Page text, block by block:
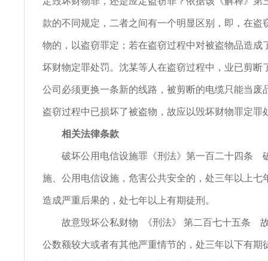
款的不同规定，二者之间有一个明显区别，即，在盗
物的，以盗窃罪定；若在盗窃过程中对被盗物品造成
坏财物定罪处罚。沈某等人在盗窃过程中，业已剪断
公司必须更换一条新的线路，被剪断的电缆只能当废
盗窃过程中已损坏了被盗物，故应以毁坏财物罪定罪
相关法律条款
破坏公用电信设施罪《刑法》第一百二十四条
施、公用电信设施，危害公共安全的，处三年以上七
造成严重后果的，处七年以上有期徒刑。
故意毁坏公私财物 《刑法》 第二百七十五条 故
公数额较大或者有其他严重情节的，处三年以下有期